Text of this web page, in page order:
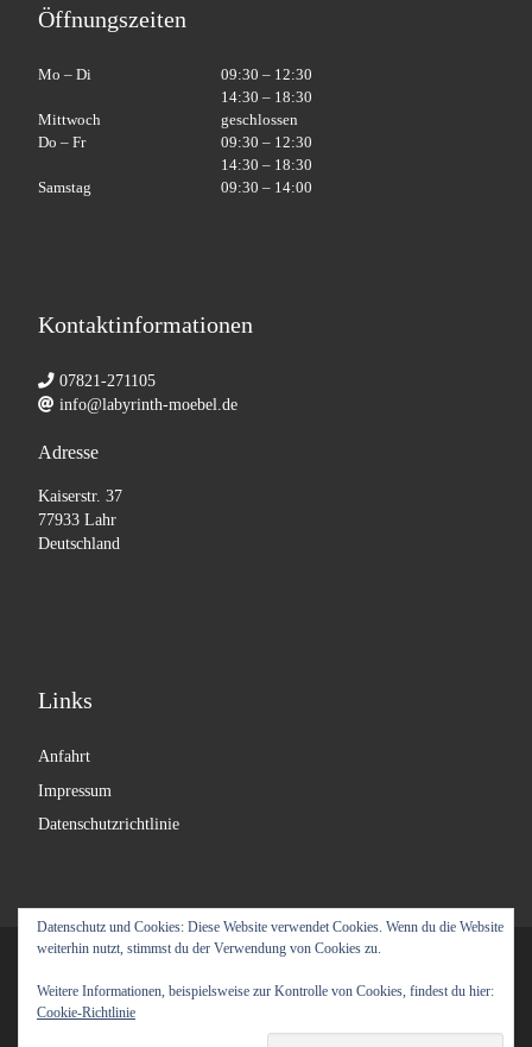
Öffnungszeiten
Mo – Di
09:30 – 12:30
14:30 – 18:30
Mittwoch
geschlossen
Do – Fr
09:30 – 12:30
14:30 – 18:30
Samstag
09:30 – 14:00
Kontaktinformationen
07821-271105
info@labyrinth-moebel.de
Adresse
Kaiserstr. 37
77933 Lahr
Deutschland
Links
Anfahrt
Impressum
Datenschutzrichtlinie
Präsentiert vonWP– Entworfen mit demCustomizr-Theme
Datenschutz und Cookies: Diese Website verwendet Cookies. Wenn du die Website
weiterhin nutzt, stimmst du der Verwendung von Cookies zu.
Weitere Informationen, beispielsweise zur Kontrolle von Cookies, findest du hier:
Cookie-Richtlinie